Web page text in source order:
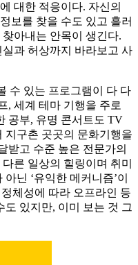
대한 적응이다. 자신의
보를 찾을 수도 있고 흘러
아내는 안목이 생긴다.
과 허상까지 바라보고 사
수 있는 프로그램이 다 다
, 세계 테마 기행을 주로
공부, 유명 콘서트도 TV
지구촌 곳곳의 문화기행을
받고 수준 높은 전문가의
른 일상의 힐링이며 취미
닌 ‘유익한 메커니즘’이
체성에 따라 오프라인 등
도 있지만, 이미 보는 것 그